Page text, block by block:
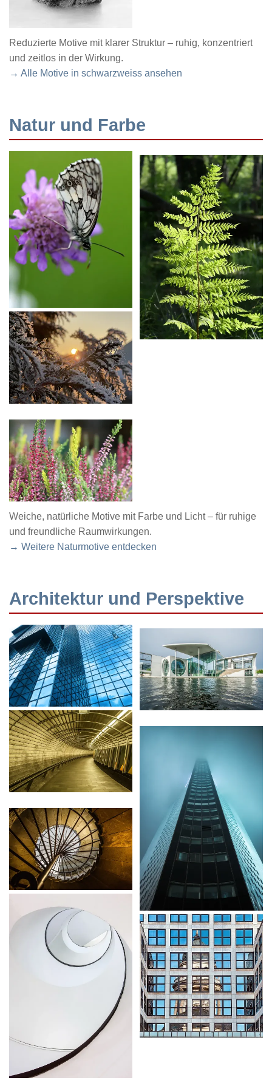
Reduzierte Motive mit klarer Struktur – ruhig, konzentriert
und zeitlos in der Wirkung.
→ Alle Motive in schwarzweiss ansehen
Natur und Farbe
Weiche, natürliche Motive mit Farbe und Licht – für ruhige
und freundliche Raumwirkungen.
→ Weitere Naturmotive entdecken
Architektur und Perspektive